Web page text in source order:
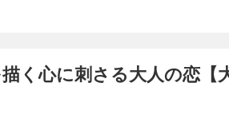
まま日本へ帰った更紗。
ー。
く心に刺さる大人の恋【